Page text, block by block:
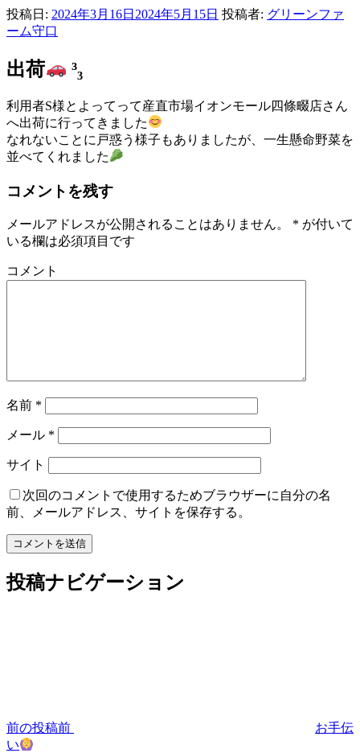
投稿日: 2024年3月16日 2024年5月15日 投稿者: グリーンファ
ーム守口
出荷 ³₃
利用者S様とよってって産直市場イオンモール四條畷店さん
へ出荷に行ってきました
なれないことに戸惑う様子もありましたが、一生懸命野菜を
並べてくれました
コメントを残す
メールアドレスが公開されることはありません。 * が付いて
いる欄は必須項目です
コメント
名前 *
メール *
サイト
次回のコメントで使用するためブラウザーに自分の名
前、メールアドレス、サイトを保存する。
投稿ナビゲーション
前の投稿前
お手伝
い